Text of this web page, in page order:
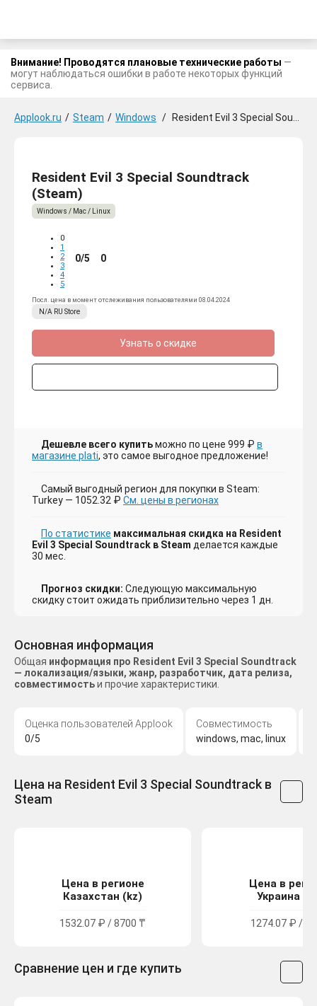
Внимание! Проводятся плановые технические работы —
могут наблюдаться ошибки в работе некоторых функций
сервиса.
Applook.ru / Steam / Windows / Resident Evil 3 Special Soundtrack
Resident Evil 3 Special Soundtrack
(Steam)
Windows / Mac / Linux
0
1
2
3
4
5
0/5 0
Посл. цена в момент отслеживания пользователями 08.04.2024
N/A RU Store
Узнать о скидке
Дешевле всего купитьможно по цене 999 ₽ в
магазине plati, это самое выгодное предложение!
Самый выгодный регион для покупки в Steam:
Turkey — 1052.32 ₽ См. цены в регионах
По статистике максимальная скидка на Resident
Evil 3 Special Soundtrack в Steam делается каждые
30 мес.
Прогноз скидки: Следующую максимальную
скидку стоит ожидать приблизительно через 1 дн.
Основная информация
Общая информация про Resident Evil 3 Special Soundtrack
— локализация/языки, жанр, разработчик, дата релиза,
совместимостьи прочие характеристики.
Оценка пользователей Applook
0/5
Совместимость
windows, mac, linux
Цена на Resident Evil 3 Special Soundtrack в
Steam
Цена в регионе
Казахстан (kz)
1532.07 ₽ / 8700 ₸
Цена в
Украина
1274.07 ₽ /
Сравнение цен и где купить